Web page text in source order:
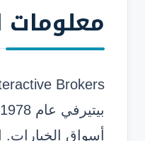
معلومات
أسواق الخيارات.